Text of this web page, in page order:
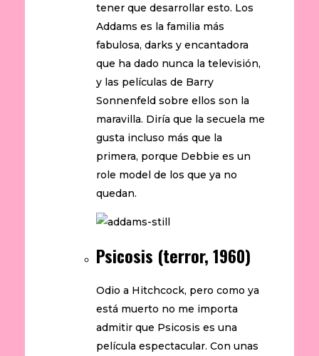
tener que desarrollar esto. Los
Addams es la familia más
fabulosa, darks y encantadora
que ha dado nunca la televisión,
y las películas de Barry
Sonnenfeld sobre ellos son la
maravilla. Diría que la secuela me
gusta incluso más que la
primera, porque Debbie es un
role model de los que ya no
quedan.
Psicosis (terror, 1960)
Odio a Hitchcock, pero como ya
está muerto no me importa
admitir que Psicosis es una
película espectacular. Con unas